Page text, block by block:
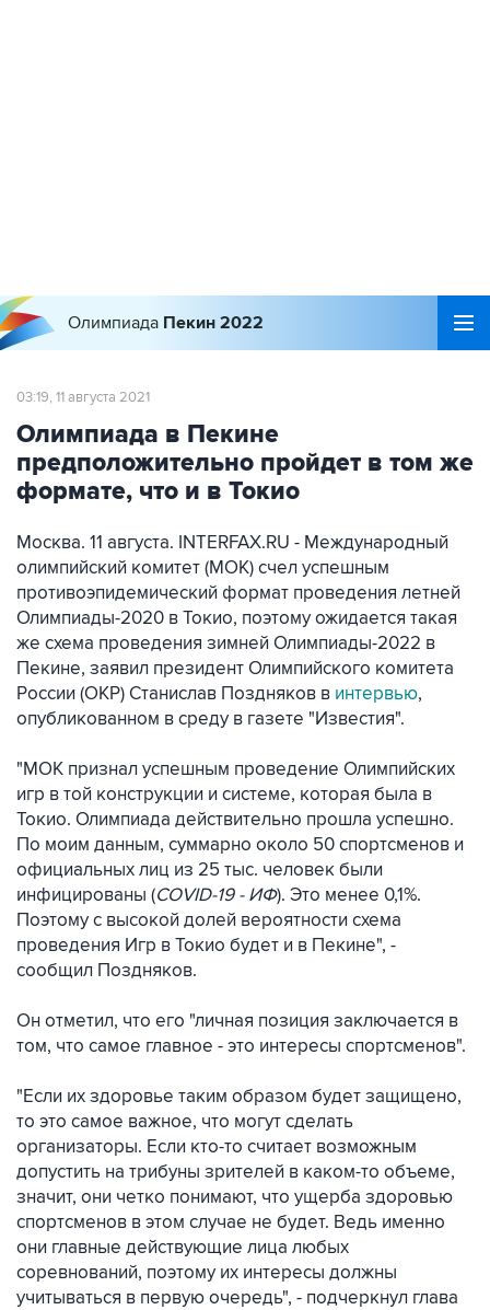
Олимпиада Пекин 2022
03:19, 11 августа 2021
Олимпиада в Пекине
предположительно пройдет в том же
формате, что и в Токио
Москва. 11 августа. INTERFAX.RU - Международный
олимпийский комитет (МОК) счел успешным
противоэпидемический формат проведения летней
Олимпиады-2020 в Токио, поэтому ожидается такая
же схема проведения зимней Олимпиады-2022 в
Пекине, заявил президент Олимпийского комитета
России (ОКР) Станислав Поздняков в интервью,
опубликованном в среду в газете "Известия".
"МОК признал успешным проведение Олимпийских
игр в той конструкции и системе, которая была в
Токио. Олимпиада действительно прошла успешно.
По моим данным, суммарно около 50 спортсменов и
официальных лиц из 25 тыс. человек были
инфицированы (COVID-19 - ИФ). Это менее 0,1%.
Поэтому с высокой долей вероятности схема
проведения Игр в Токио будет и в Пекине", -
сообщил Поздняков.
Он отметил, что его "личная позиция заключается в
том, что самое главное - это интересы спортсменов".
"Если их здоровье таким образом будет защищено,
то это самое важное, что могут сделать
организаторы. Если кто-то считает возможным
допустить на трибуны зрителей в каком-то объеме,
значит, они четко понимают, что ущерба здоровью
спортсменов в этом случае не будет. Ведь именно
они главные действующие лица любых
соревнований, поэтому их интересы должны
учитываться в первую очередь", - подчеркнул глава